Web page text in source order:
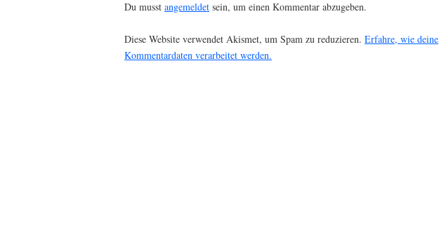
Du musst angemeldet sein, um einen Kommentar abzugeben.
Diese Website verwendet Akismet, um Spam zu reduzieren. Erfahre, wie deine
Kommentardaten verarbeitet werden.